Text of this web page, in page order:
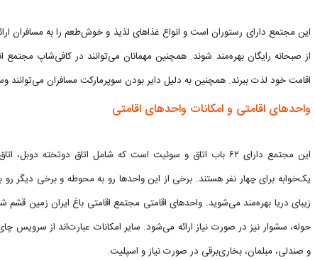
این مجتمع دارای رستوران است و انواع غذاهای لذیذ و خوش‌طعم را به مسافران
از صبحانه رایگان بهره‌مند شوند. همچنین مهمانان می‌توانند در کافی‌شاپ
اقامت خود لذت ببرند. همچنین به دلیل دایر بودن سوپرمارکت مسافران می‌توانند
واحدهای اقامتی و امکانات واحدهای اقامتی
این مجتمع دارای ۶۲ باب اتاق و سوئیت است که شامل اتاق
یک‌خوابه برای چهار نفر هستند. برخی از این واحدها رو به محوطه و برخی دیگر
زیبای دریا بهره‌مند می‌شوید. واحدهای اقامتی مجتمع اقامتی باغ ایران زمین
حوله، سشوار نیز در صورت نیاز ارائه می‌شود. سایر امکانات عبارت‌اند از سرویس
و صندلی، مبلمان، بخاری‌برقی در صورت نیاز و اسپلیت.